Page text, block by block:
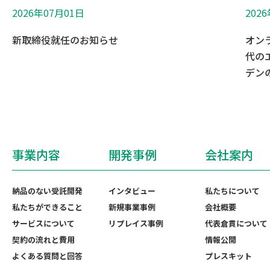
2026年07月01日
新取締役就任のお知らせ
2026
オン
代の
デン
事業内容
納品のない受託開発
私たちができること
サービスについて
契約の流れと費用
よくある質問と回答
開発事例
インタビュー
新規事業事例
リプレイス事例
会社案内
私たちについて
会社概要
代表倉貫について
情報公開
プレスキット